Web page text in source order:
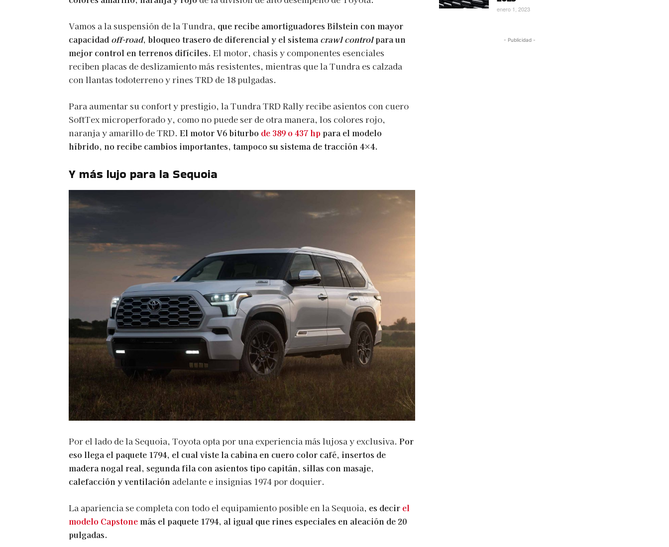
Vamos a la suspensión de la Tundra, que recibe amortiguadores Bilstein con mayor
capacidadoff-road, bloqueo trasero de diferencial y el sistemacrawl controlpara un
mejor control en terrenos difíciles. El motor, chasis y componentes esenciales
reciben placas de deslizamiento más resistentes, mientras que la Tundra es calzada
con llantas todoterreno y rines TRD de 18 pulgadas.
Para aumentar su confort y prestigio, la Tundra TRD Rally recibe asientos con cuero
SoftTex microperforado y, como no puede ser de otra manera, los colores rojo,
naranja y amarillo de TRD. El motor V6 biturbo de 389 o 437 hp para el modelo
híbrido, no recibe cambios importantes, tampoco su sistema de tracción 4×4.
Y más lujo para la Sequoia
Por el lado de la Sequoia, Toyota opta por una experiencia más lujosa y exclusiva. Por
eso llega el paquete 1794, el cual viste la cabina en cuero color café, insertos de
madera nogal real, segunda fila con asientos tipo capitán, sillas con masaje,
calefacción y ventilación adelante e insignias 1974 por doquier.
La apariencia se completa con todo el equipamiento posible en la Sequoia, es decir el
modelo Capstonemás el paquete 1794, al igual que rines especiales en aleación de 20
pulgadas.
enero 1, 2023
- Publicidad -